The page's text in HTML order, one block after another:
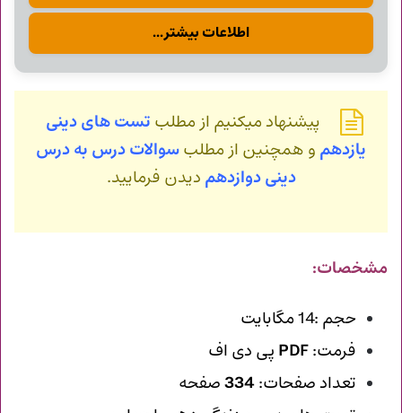
اطلاعات بیشتر...
پیشنهاد میکنیم از مطلب تست های دینی
یازدهم و همچنین از مطلبسوالات درس به درس
دینی دوازدهم دیدن فرمایید.
مشخصات:
حجم :14 مگابایت
فرمت:PDF پی دی اف
تعداد صفحات:334صفحه